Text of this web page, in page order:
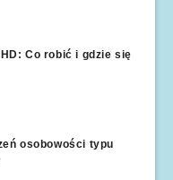
Co robić i gdzie się
osobowości typu